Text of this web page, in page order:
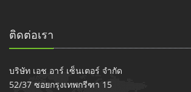
ติดต่อเรา
บริษัท เอช อาร์ เซ็นเตอร์ จำกัด
52/37 ซอยกรุงเทพกรีฑา 15